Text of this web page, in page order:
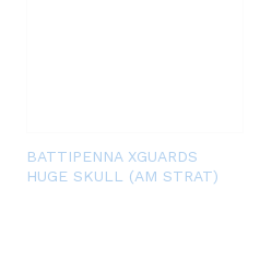
BATTIPENNA XGUARDS
HUGE SKULL (AM STRAT)